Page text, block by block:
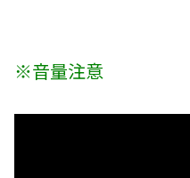
※音量注意